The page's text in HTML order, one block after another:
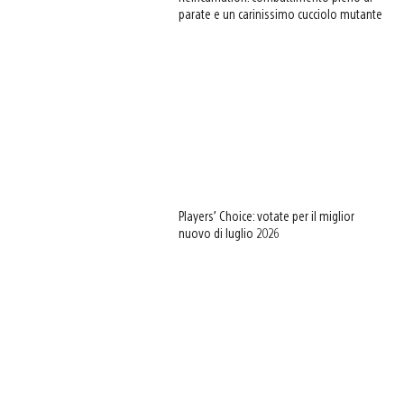
parate e un carinissimo cucciolo mutante
Players’ Choice: votate per il miglior
nuovo di luglio 2026